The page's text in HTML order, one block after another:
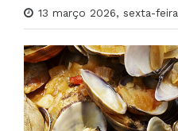
13 março 2026, sexta-feira